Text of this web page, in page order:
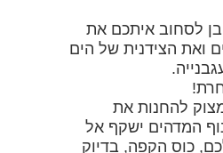
לסחוב איתכם את
ואת הצידנית של הים
להחנות את
המדהים ישקף אל
כוס הקפה, בדיוק